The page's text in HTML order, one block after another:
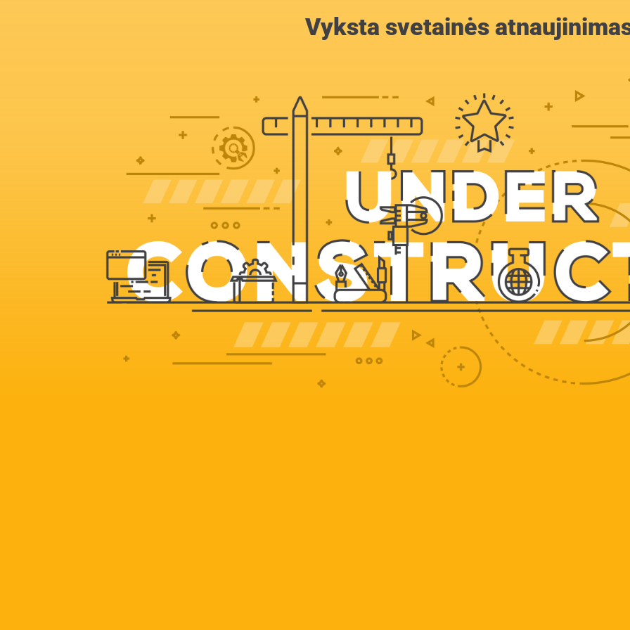
Vyksta svetainės